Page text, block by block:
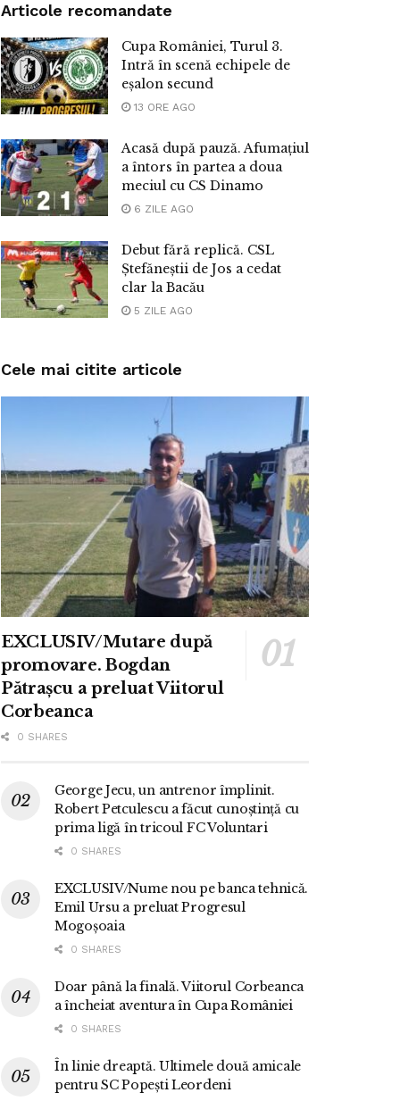
Articole recomandate
Cupa României, Turul 3.
Intră în scenă echipele de
eșalon secund
13 ORE AGO
Acasă după pauză. Afumațiul
a întors în partea a doua
meciul cu CS Dinamo
6 ZILE AGO
Debut fără replică. CSL
Ștefăneștii de Jos a cedat
clar la Bacău
5 ZILE AGO
Cele mai citite articole
EXCLUSIV/Mutare după
promovare. Bogdan
Pătrașcu a preluat Viitorul
Corbeanca
0 SHARES
George Jecu, un antrenor împlinit.
Robert Petculescu a făcut cunoștință cu
prima ligă în tricoul FC Voluntari
0 SHARES
EXCLUSIV/Nume nou pe banca tehnică.
Emil Ursu a preluat Progresul
Mogoșoaia
0 SHARES
Doar până la finală. Viitorul Corbeanca
a încheiat aventura în Cupa României
0 SHARES
În linie dreaptă. Ultimele două amicale
pentru SC Popești Leordeni